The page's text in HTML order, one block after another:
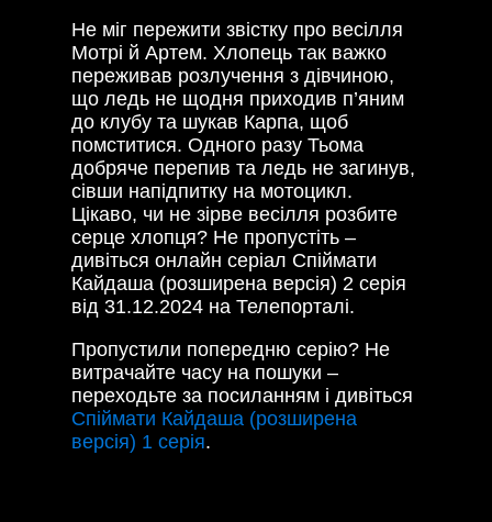
Не міг пережити звістку про весілля
Мотрі й Артем. Хлопець так важко
переживав розлучення з дівчиною,
що ледь не щодня приходив п’яним
до клубу та шукав Карпа, щоб
помститися. Одного разу Тьома
добряче перепив та ледь не загинув,
сівши напідпитку на мотоцикл.
Цікаво, чи не зірве весілля розбите
серце хлопця? Не пропустіть –
дивіться онлайн серіал Спіймати
Кайдаша (розширена версія) 2 серія
від 31.12.2024 на Телепорталі.
Пропустили попередню серію? Не
витрачайте часу на пошуки –
переходьте за посиланням і дивіться
Спіймати Кайдаша (розширена
версія) 1 серія.